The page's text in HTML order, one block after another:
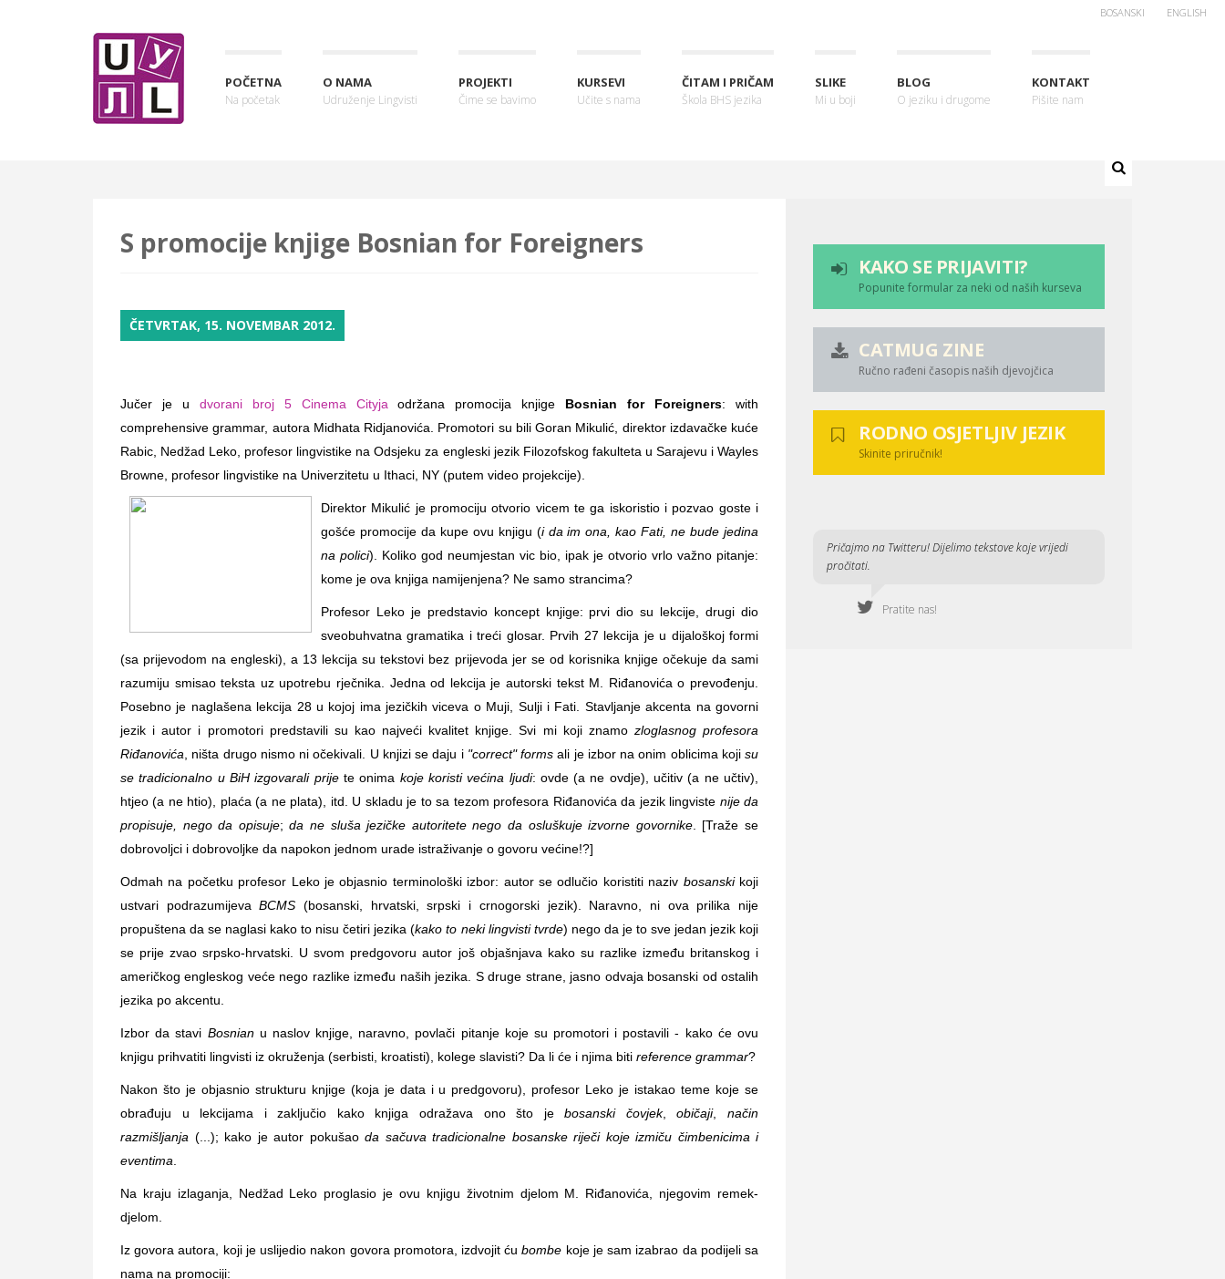
BOSANSKI ENGLISH
POČETNA
Na početak
O NAMA
Udruženje Lingvisti
PROJEKTI
Čime se bavimo
KURSEVI
Učite s nama
ČITAM I PRIČAM
Škola BHS jezika
SLIKE
Mi u boji
BLOG
O jeziku i drugome
KONTAKT
Pišite nam
S promocije knjige Bosnian for Foreigners
ČETVRTAK, 15. NOVEMBAR 2012.
Jučer je u dvorani broj 5 Cinema Cityja održana promocija knjige Bosnian for Foreigners: with
comprehensive grammar, autora Midhata Ridjanovića. Promotori su bili Goran Mikulić, direktor izdavačke kuće
Rabic, Nedžad Leko, profesor lingvistike na Odsjeku za engleski jezik Filozofskog fakulteta u Sarajevu i Wayles
Browne, profesor lingvistike na Univerzitetu u Ithaci, NY (putem video projekcije).
Direktor Mikulić je promociju otvorio vicem te ga iskoristio i pozvao goste i
gošće promocije da kupe ovu knjigu (i da im ona, kao Fati, ne bude jedina
na polici). Koliko god neumjestan vic bio, ipak je otvorio vrlo važno pitanje:
kome je ova knjiga namijenjena? Ne samo strancima?
Profesor Leko je predstavio koncept knjige: prvi dio su lekcije, drugi dio
sveobuhvatna gramatika i treći glosar. Prvih 27 lekcija je u dijaloškoj formi
(sa prijevodom na engleski), a 13 lekcija su tekstovi bez prijevoda jer se od korisnika knjige očekuje da sami
razumiju smisao teksta uz upotrebu rječnika. Jedna od lekcija je autorski tekst M. Riđanovića o prevođenju.
Posebno je naglašena lekcija 28 u kojoj ima jezičkih viceva o Muji, Sulji i Fati. Stavljanje akcenta na govorni
jezik i autor i promotori predstavili su kao najveći kvalitet knjige. Svi mi koji znamo zloglasnog profesora
Riđanovića , ništa drugo nismo ni očekivali. U knjizi se daju i "correct" forms ali je izbor na onim oblicima koji su
se tradicionalno u BiH izgovarali prije te onima koje koristi većina ljudi: ovde (a ne ovdje), učitiv (a ne učtiv),
htjeo (a ne htio), plaća (a ne plata), itd. U skladu je to sa tezom profesora Riđanovića da jezik lingviste nije da
propisuje, nego da opisuje; da ne sluša jezičke autoritete nego da osluškuje izvorne govornike. [Traže se
dobrovoljci i dobrovoljke da napokon jednom urade istraživanje o govoru većine!?]
Odmah na početku profesor Leko je objasnio terminološki izbor: autor se odlučio koristiti naziv bosanski koji
ustvari podrazumijeva BCMS (bosanski, hrvatski, srpski i crnogorski jezik). Naravno, ni ova prilika nije
propuštena da se naglasi kako to nisu četiri jezika (kako to neki lingvisti tvrde) nego da je to sve jedan jezik koji
se prije zvao srpsko-hrvatski. U svom predgovoru autor još objašnjava kako su razlike između britanskog i
američkog engleskog veće nego razlike između naših jezika. S druge strane, jasno odvaja bosanski od ostalih
jezika po akcentu.
Izbor da stavi Bosnianu naslov knjige, naravno, povlači pitanje koje su promotori i postavili - kako će ovu
knjigu prihvatiti lingvisti iz okruženja (serbisti, kroatisti), kolege slavisti? Da li će i njima biti reference grammar?
Nakon što je objasnio strukturu knjige (koja je data i u predgovoru), profesor Leko je istakao teme koje se
obrađuju u lekcijama i zaključio kako knjiga odražava ono što je
bosanski čovjek, običaji,
način
razmišljanja (...); kako je autor pokušao da sačuva tradicionalne bosanske riječi koje izmiču čimbenicima i
eventima
Na kraju izlaganja, Nedžad Leko proglasio je ovu knjigu životnim djelom M. Riđanovića, njegovim remek-
djelom.
Iz govora autora, koji je uslijedio nakon govora promotora, izdvojit ću bombe koje je sam izabrao da podijeli sa
nama na promociji:
KAKO SE PRIJAVITI?
Popunite formular za neki od naših kurseva
CATMUG ZINE
Ručno rađeni časopis naših djevojčica
RODNO OSJETLJIV JEZIK
Skinite priručnik!
Pričajmo na Twitteru! Dijelimo tekstove koje vrijedi
pročitati.
Pratite nas!